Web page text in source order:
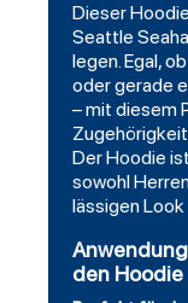
Dieser
Seattle
legen. Egal,
oder gerade
– mit diesem
Der Hoodie
sowohl
lässigen
den